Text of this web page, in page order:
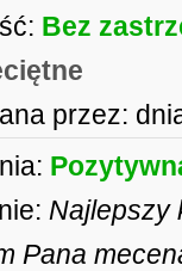
Bez
przez:
Najlepszy
Pana